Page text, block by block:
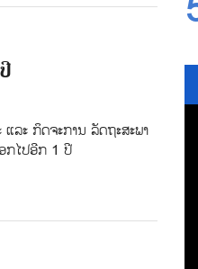
ລະ ກິດຈະການ ລັດຖະສະພາ
ກໄປອີກ 1 ປີ